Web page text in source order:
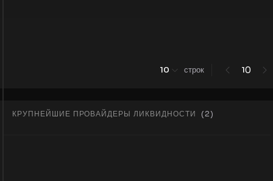
10 строк 10
КРУПНЕЙШИЕ ПРОВАЙДЕРЫ ЛИКВИДНОСТИ ( 2)